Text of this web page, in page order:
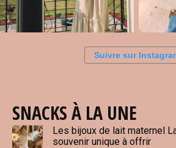
Suivre sur
SNACKS À LA UNE
Les bijoux de lait maternel
souvenir unique à offrir